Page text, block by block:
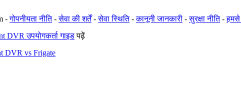
-गोपनीयता नीति-सेवा की शर्तें-सेवा स्थिति-कानूनी जानकारी -सुरक्षा नीति-हमसे
DVR उपयोगकर्ता गाइडपढ़ें
DVR vs Frigate